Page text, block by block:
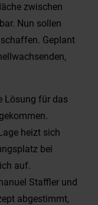
zwischen
Nun sollen
Geplant
Lösung für das
heizt sich
bei
auf.
Staffler und
abgestimmt,